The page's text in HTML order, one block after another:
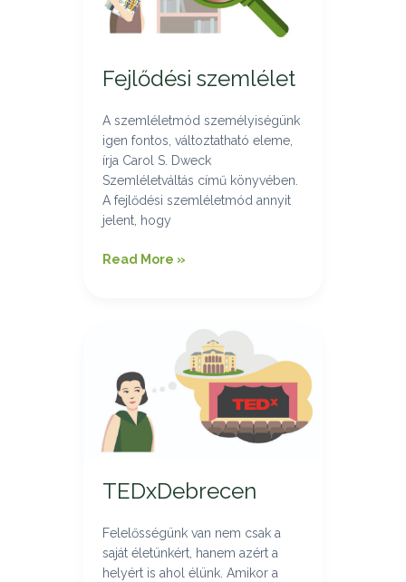
Fejlődési szemlélet
A szemléletmód személyiségünk
igen fontos, változtatható eleme,
írja Carol S. Dweck
Szemléletváltás című könyvében.
A fejlődési szemléletmód annyit
jelent, hogy
Read More »
TEDxDebrecen
Felelősségünk van nem csak a
saját életünkért, hanem azért a
helyért is ahol élünk. Amikor a
TEDxDebrecen